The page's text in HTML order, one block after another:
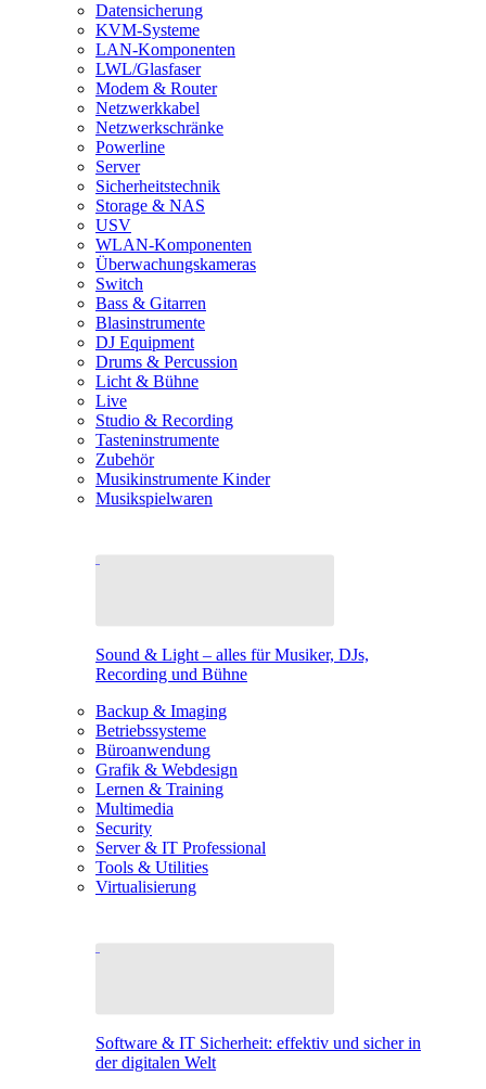
Datensicherung
KVM-Systeme
LAN-Komponenten
LWL/Glasfaser
Modem & Router
Netzwerkkabel
Netzwerkschränke
Powerline
Server
Sicherheitstechnik
Storage & NAS
USV
WLAN-Komponenten
Überwachungskameras
Switch
Bass & Gitarren
Blasinstrumente
DJ Equipment
Drums & Percussion
Licht & Bühne
Live
Studio & Recording
Tasteninstrumente
Zubehör
Musikinstrumente Kinder
Musikspielwaren
Sound & Light – alles für Musiker, DJs,
Recording und Bühne
Backup & Imaging
Betriebssysteme
Büroanwendung
Grafik & Webdesign
Lernen & Training
Multimedia
Security
Server & IT Professional
Tools & Utilities
Virtualisierung
Software & IT Sicherheit: effektiv und sicher in
der digitalen Welt